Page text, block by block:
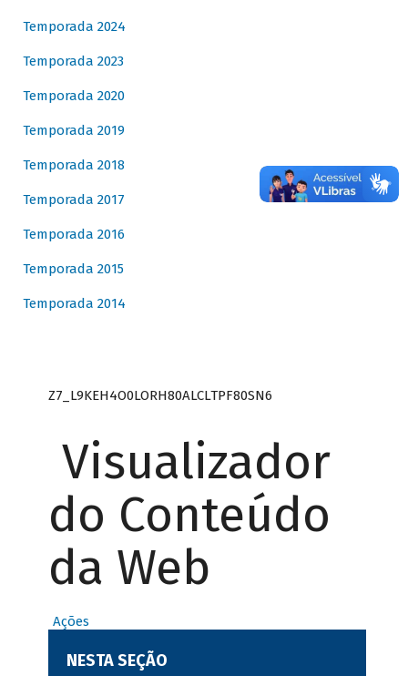
Temporada 2024
Temporada 2023
Temporada 2020
Temporada 2019
Temporada 2018
Temporada 2017
Temporada 2016
Temporada 2015
Temporada 2014
Z7_L9KEH4O0LORH80ALCLTPF80SN6
Visualizador
do Conteúdo
da Web
Ações
NESTA SEÇÃO